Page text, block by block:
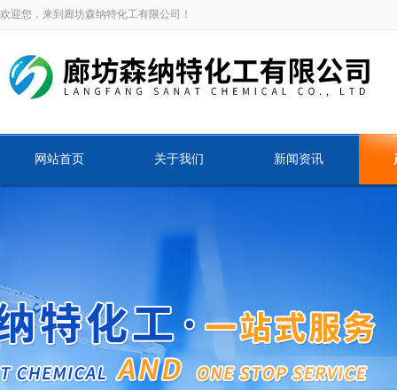
欢迎您，来到廊坊森纳特化工有限公司！
网站首页 关于我们 新闻资讯